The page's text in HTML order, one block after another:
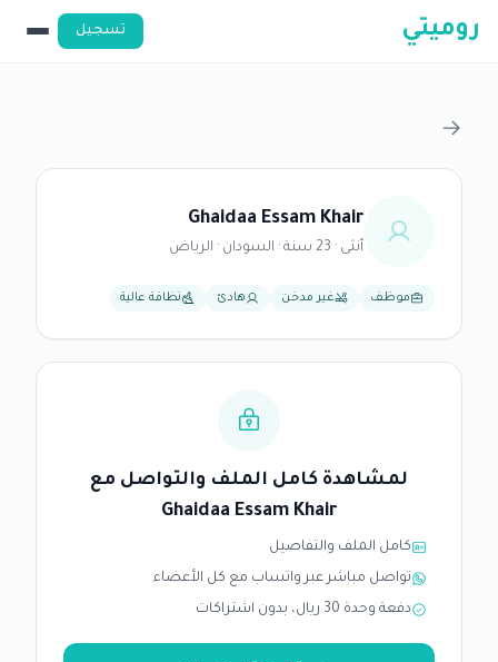
روميتي تسجيل
Ghaidaa Essam Khair
أنثى · 23 سنة · السودان · الرياض
موظف غير مدخن هادئ نظافة عالية
لمشاهدة كامل الملف والتواصل مع
Ghaidaa Essam Khair
كامل الملف والتفاصيل
تواصل مباشر عبر واتساب مع كل الأعضاء
دفعة وحدة 30 ريال، بدون اشتراكات